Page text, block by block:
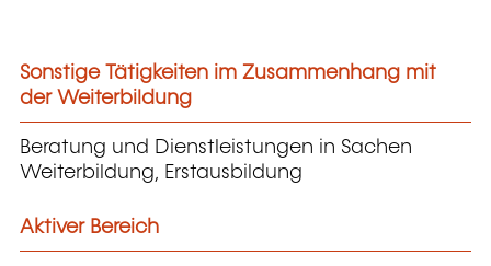
Sonstige Tätigkeiten im Zusammenhang mit
der Weiterbildung
Beratung und Dienstleistungen in Sachen
Weiterbildung, Erstausbildung
Aktiver Bereich